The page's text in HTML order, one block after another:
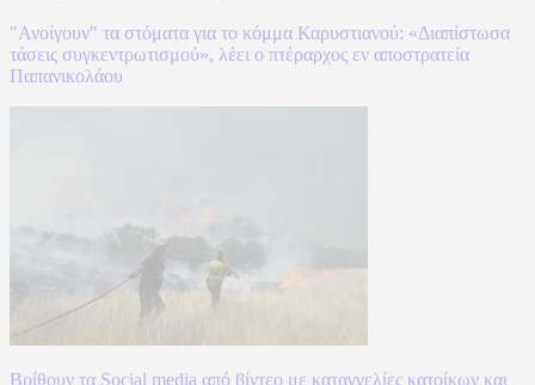
"Ανοίγουν" τα στόματα για το κόμμα Καρυστιανού: «Διαπίστωσα
τάσεις συγκεντρωτισμού», λέει ο πτέραρχος εν αποστρατεία
Παπανικολάου
Βρίθουν τα Social media από βίντεο με καταγγελίες κατοίκων και